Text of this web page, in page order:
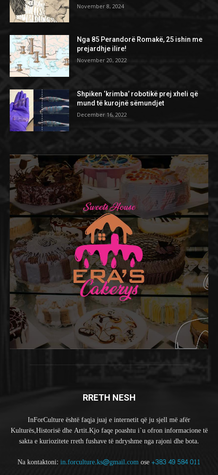
November 8, 2024
Nga 85 Perandorë Romakë, 25 ishin me
prejardhje ilire!
November 20, 2022
Shpiken ‘krimba’ robotikë prej xheli që
mund të kurojnë sëmundjet
December 16, 2022
RRETH NESH
InForCulture është faqja juaj e internetit që ju sjell më afër
Kulturës,Historisë dhe Artit.Kjo faqe poashtu i`u ofron informacione të
sakta e kuriozitete rreth fushave të ndryshme nga rajoni dhe bota.
Na kontaktoni: in.forculture.ks@gmail.comose+383 49 584 011